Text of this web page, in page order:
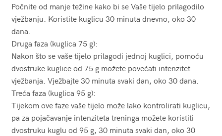
Počnite od manje težine kako bi se Vaše tijelo prilagodilo
vježbanju. Koristite kuglicu 30 minuta dnevno, oko 30
dana.
Druga faza (kuglica 75 g):
Nakon što se vaše tijelo prilagodi jednoj kuglici, pomoću
dvostruke kuglice od 75 g možete povećati intenzitet
vježbanja. Vježbajte 30 minuta svaki dan, oko 30 dana.
Treća faza (kuglica 95 g):
Tijekom ove faze vaše tijelo može lako kontrolirati kuglicu,
pa za pojačavanje intenziteta treninga možete koristiti
dvostruku kuglu od 95 g, 30 minuta svaki dan, oko 30